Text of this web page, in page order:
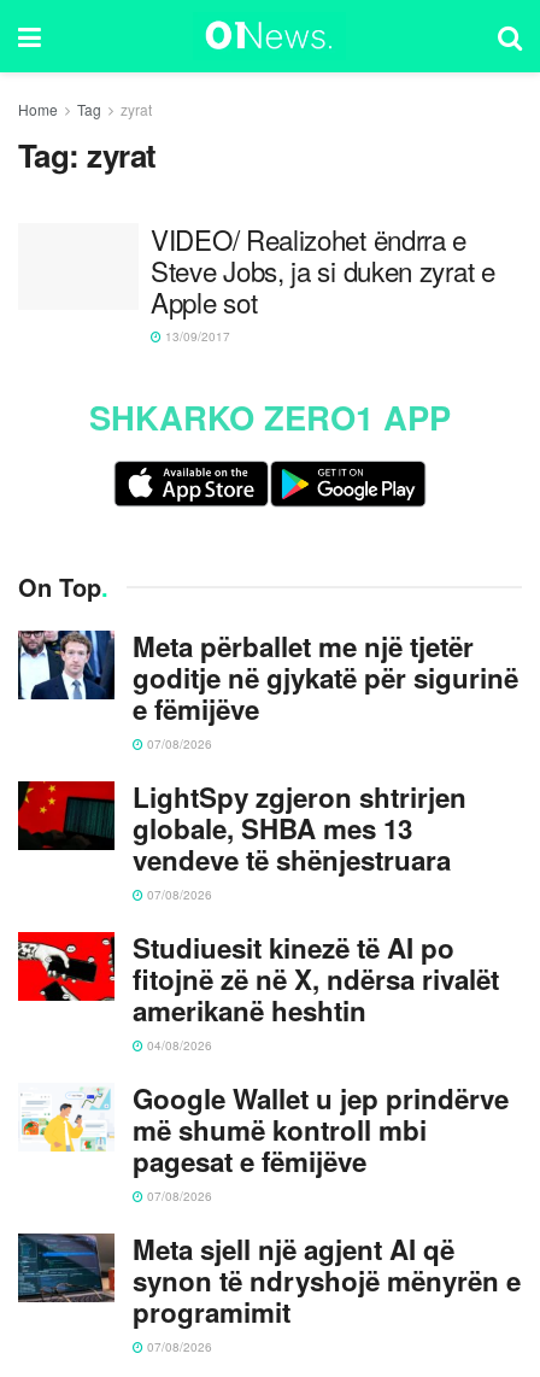
Home Tag zyrat
Tag:zyrat
VIDEO/ Realizohet ëndrra e
Steve Jobs, ja si duken zyrat e
Apple sot
13/09/2017
SHKARKO ZERO1 APP
On Top.
Meta përballet me një tjetër
goditje në gjykatë për sigurinë
e fëmijëve
07/08/2026
LightSpy zgjeron shtrirjen
globale, SHBA mes 13
vendeve të shënjestruara
07/08/2026
Studiuesit kinezë të AI po
fitojnë zë në X, ndërsa rivalët
amerikanë heshtin
04/08/2026
Google Wallet u jep prindërve
më shumë kontroll mbi
pagesat e fëmijëve
07/08/2026
Meta sjell një agjent AI që
synon të ndryshojë mënyrën e
programimit
07/08/2026